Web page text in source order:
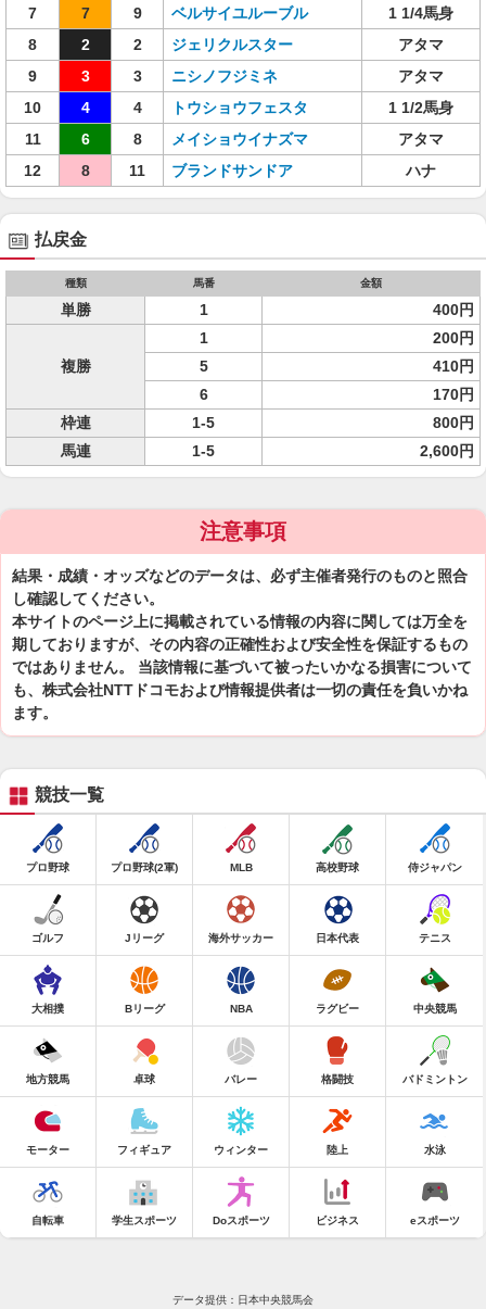
7
7 9 ベルサイユルーブル
1 1/4馬身
8
2 2 ジェリクルスター
アタマ
9
3 3 ニシノフジミネ
アタマ
10
4 4 トウショウフェスタ
1 1/2馬身
11
6 8 メイショウイナズマ
アタマ
12
8 11 ブランドサンドア ハナ
払戻金
種類 馬番 金額
単勝 1 400円
複勝
1
200円
5
410円
6
170円
枠連
1-5
800円
馬連
1-5 2,600円
注意事項
結果・成績・オッズなどのデータは、必ず主催者発行のものと照合
し確認してください。
本サイトのページ上に掲載されている情報の内容に関しては万全を
期しておりますが、その内容の正確性および安全性を保証するもの
ではありません。 当該情報に基づいて被ったいかなる損害について
も、株式会社NTTドコモおよび情報提供者は一切の責任を負いかね
ます。
競技一覧
プロ野球 プロ野球(2軍) MLB 高校野球 侍ジャパン
ゴルフ Jリーグ 海外サッカー 日本代表 テニス
大相撲 Bリーグ NBA ラグビー 中央競馬
地方競馬 卓球 バレー 格闘技 バドミントン
モーター フィギュア ウィンター 陸上 水泳
自転車 学生スポーツ Doスポーツ ビジネス eスポーツ
データ提供：日本中央競馬会